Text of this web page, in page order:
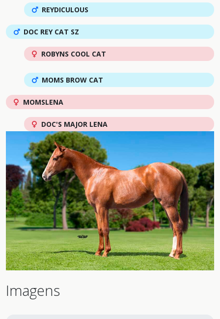
REYDICULOUS
DOC REY CAT SZ
ROBYNS COOL CAT
MOMS BROW CAT
MOMSLENA
DOC'S MAJOR LENA
Imagens